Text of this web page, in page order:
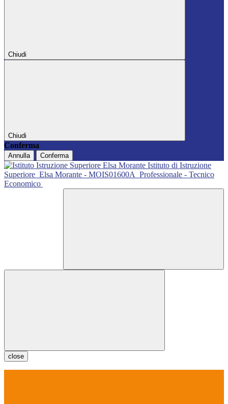
Chiudi
Chiudi
Conferma
Annulla Conferma
Istituto di Istruzione
Superiore Elsa Morante - MOIS01600A Professionale - Tecnico
Economico
close